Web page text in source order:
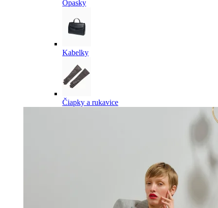
Opasky
Kabelky
Čiapky a rukavice